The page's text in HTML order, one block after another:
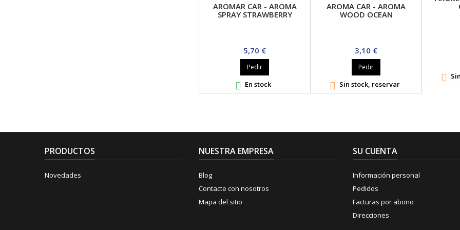
AROMAR CAR - AROMA
SPRAY STRAWBERRY
Precio
5,70 €
Pedir
 En stock
AROMA CAR - AROMA
WOOD OCEAN
Precio
3,10 €
Pedir
 Sin stock, reservar

PRODUCTOS
Novedades
NUESTRA EMPRESA
Blog
Contacte con nosotros
Mapa del sitio
SU CUENTA
Información personal
Pedidos
Facturas por abono
Direcciones